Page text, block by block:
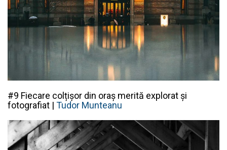
#9 Fiecare colțișor din oraș merită explorat și
fotografiat | Tudor Munteanu